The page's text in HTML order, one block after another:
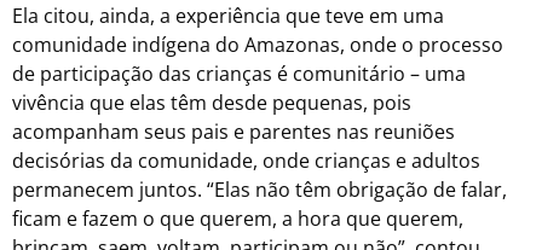
Ela citou, ainda, a experiência que teve em uma
comunidade indígena do Amazonas, onde o processo
de participação das crianças é comunitário – uma
vivência que elas têm desde pequenas, pois
acompanham seus pais e parentes nas reuniões
decisórias da comunidade, onde crianças e adultos
permanecem juntos. “Elas não têm obrigação de falar,
ficam e fazem o que querem, a hora que querem,